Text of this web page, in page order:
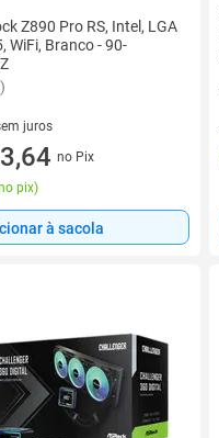
Z890 Pro RS, Intel, LGA
WiFi, Branco - 90-
juros
sem jurosno Pix
pix)
à sacola